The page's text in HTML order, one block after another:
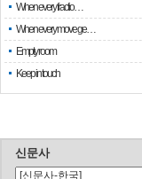
When every fractio…
When every move ge…
Empty room
Keep in touch
신문사